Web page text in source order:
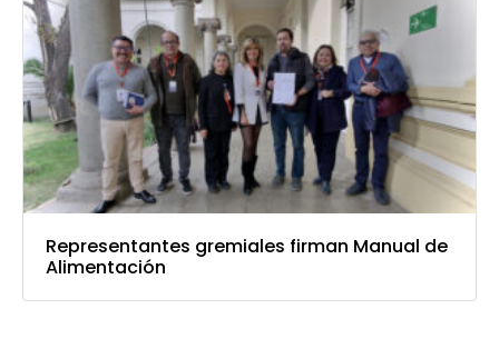
Representantes gremiales firman Manual de
Alimentación